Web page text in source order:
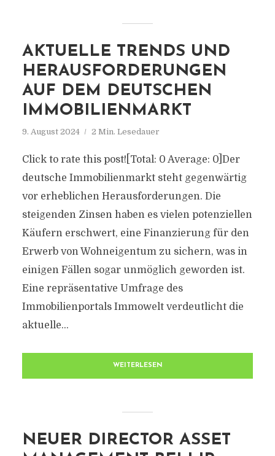
AKTUELLE TRENDS UND
HERAUSFORDERUNGEN
AUF DEM DEUTSCHEN
IMMOBILIENMARKT
9. August 2024 2 Min. Lesedauer
Click to rate this post![Total: 0 Average: 0]Der
deutsche Immobilienmarkt steht gegenwärtig
vor erheblichen Herausforderungen. Die
steigenden Zinsen haben es vielen potenziellen
Käufern erschwert, eine Finanzierung für den
Erwerb von Wohneigentum zu sichern, was in
einigen Fällen sogar unmöglich geworden ist.
Eine repräsentative Umfrage des
Immobilienportals Immowelt verdeutlicht die
aktuelle...
WEITERLESEN
NEUER DIRECTOR ASSET